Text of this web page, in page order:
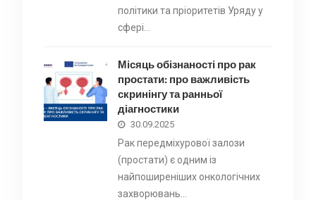
політики та пріоритетів Уряду у
сфері…
Місяць обізнаності про рак
простати: про важливість
скринінгу та ранньої
діагностики
30.09.2025
Рак передміхурової залози
(простати) є одним із
найпоширеніших онкологічних
захворювань…